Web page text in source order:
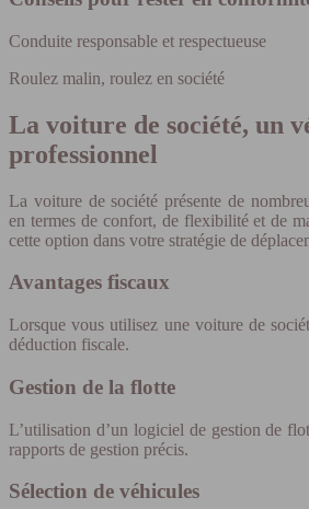
Conduite responsable et respectueuse
Roulez malin, roulez en société
La voiture de société, un
professionnel
La voiture de société présente de
en termes de confort, de flexibilité et de
cette option dans votre stratégie de
Avantages fiscaux
Lorsque vous utilisez une voiture de
déduction fiscale.
Gestion de la flotte
L’utilisation d’un logiciel de gestion de
rapports de gestion précis.
Sélection de véhicules